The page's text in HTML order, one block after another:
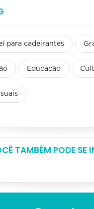
para cadeirantes
Educação
TAMBÉM PODE SE